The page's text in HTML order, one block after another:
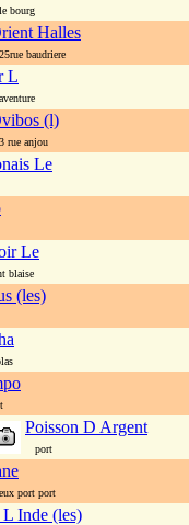
bourg
Halles
baudriere
L
(l)
rue anjou
Le
Le
blaise
(les)
Poisson D Argent
port
port port
Inde (les)